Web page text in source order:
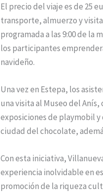
El precio del viaje es de 25
transporte, almuerzo y
programada a las 9:00 de la
los participantes
navideño.
Una vez en Estepa, los
una visita al Museo del
exposiciones de playmobil y
ciudad del chocolate,
Con esta iniciativa,
experiencia inolvidable en
promoción de la riqueza